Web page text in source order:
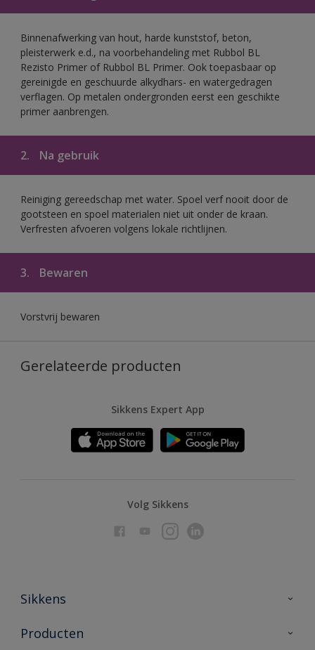
Binnenafwerking van hout, harde kunststof, beton,
pleisterwerk e.d., na voorbehandeling met Rubbol BL
Rezisto Primer of Rubbol BL Primer. Ook toepasbaar op
gereinigde en geschuurde alkydhars- en watergedragen
verflagen. Op metalen ondergronden eerst een geschikte
primer aanbrengen.
2. Na gebruik
Reiniging gereedschap met water. Spoel verf nooit door de
gootsteen en spoel materialen niet uit onder de kraan.
Verfresten afvoeren volgens lokale richtlijnen.
3. Bewaren
Vorstvrij bewaren
Gerelateerde producten
Sikkens Expert App
Volg Sikkens
Sikkens
Over Sikkens
Producten